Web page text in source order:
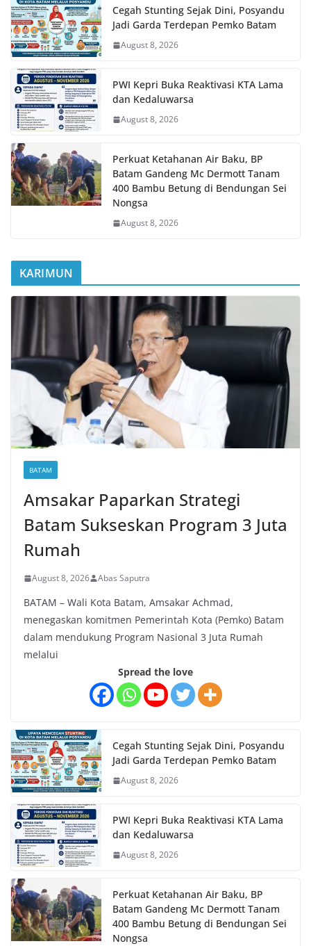
Cegah Stunting Sejak Dini, Posyandu
Jadi Garda Terdepan Pemko Batam
August 8, 2026
PWI Kepri Buka Reaktivasi KTA Lama
dan Kedaluwarsa
August 8, 2026
Perkuat Ketahanan Air Baku, BP
Batam Gandeng Mc Dermott Tanam
400 Bambu Betung di Bendungan Sei
Nongsa
August 8, 2026
KARIMUN
BATAM
Amsakar Paparkan Strategi
Batam Sukseskan Program 3 Juta
Rumah
August 8, 2026 Abas Saputra
BATAM – Wali Kota Batam, Amsakar Achmad,
menegaskan komitmen Pemerintah Kota (Pemko) Batam
dalam mendukung Program Nasional 3 Juta Rumah
melalui
Spread the love
Cegah Stunting Sejak Dini, Posyandu
Jadi Garda Terdepan Pemko Batam
August 8, 2026
PWI Kepri Buka Reaktivasi KTA Lama
dan Kedaluwarsa
August 8, 2026
Perkuat Ketahanan Air Baku, BP
Batam Gandeng Mc Dermott Tanam
400 Bambu Betung di Bendungan Sei
Nongsa